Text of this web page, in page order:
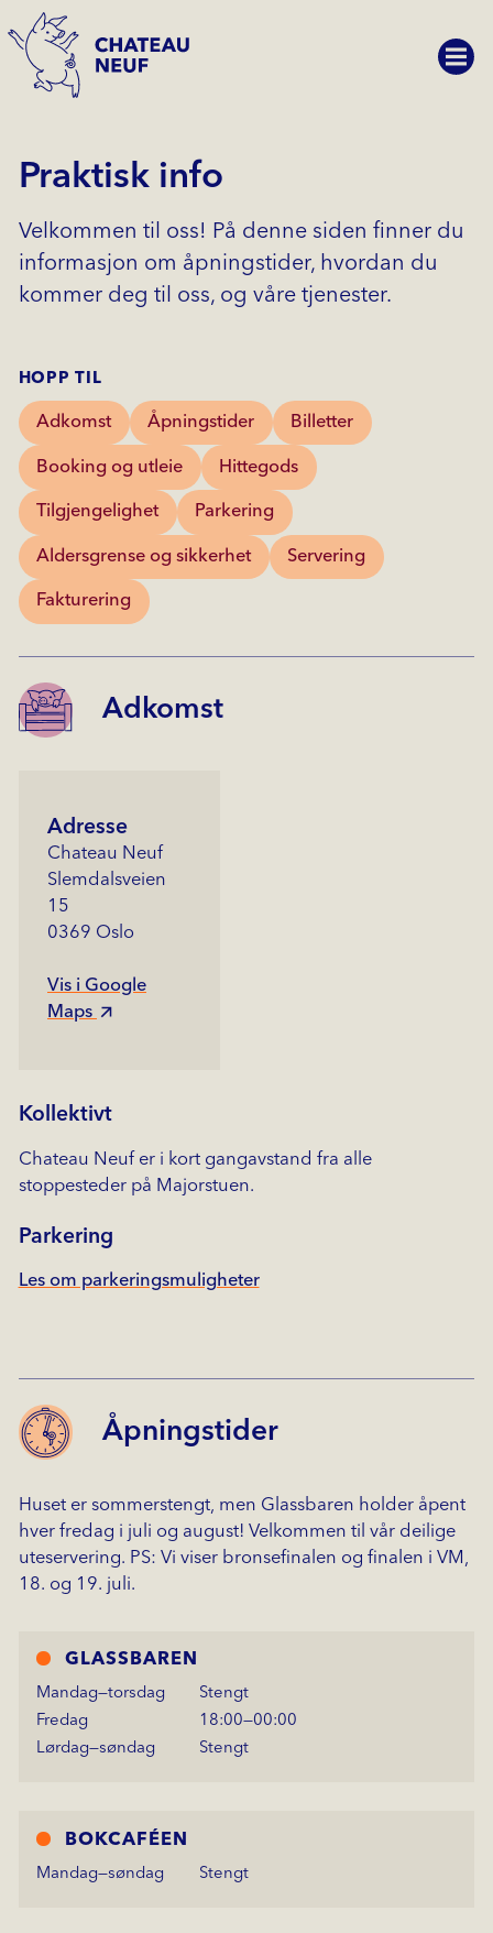
Praktisk info
Velkommen til oss! På denne siden finner du
informasjon om åpningstider, hvordan du
kommer deg til oss, og våre tjenester.
HOPP TIL
Adkomst Åpningstider Billetter
Booking og utleie Hittegods
Tilgjengelighet Parkering
Aldersgrense og sikkerhet Servering
Fakturering
Adkomst
Adresse
Chateau Neuf
Slemdalsveien
15
0369 Oslo
Vis i Google
Maps
Kollektivt
Chateau Neuf er i kort gangavstand fra alle
stoppesteder på Majorstuen.
Parkering
Les om parkeringsmuligheter
Åpningstider
Huset er sommerstengt, men Glassbaren holder åpent
hver fredag i juli og august! Velkommen til vår deilige
uteservering. PS: Vi viser bronsefinalen og finalen i VM,
18. og 19. juli.
GLASSBAREN
mandag—torsdag
Stengt
fredag
18:00—00:00
lørdag—søndag
Stengt
BOKCAFÉEN
mandag—søndag Stengt